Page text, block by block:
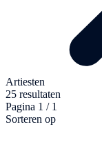
Artiesten
25 resultaten
Pagina 1 / 1
Sorteren op